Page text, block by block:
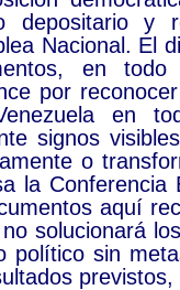
depositario y
Nacional. El
en
por
en
signos
o
la Conferencia
aquí
solucionará
político sin
previstos,